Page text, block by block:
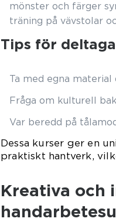
mönster och färger
träning på vävstolar
Tips för
Ta med egna
Fråga om kulturell
Var beredd på
Dessa kurser ger en
praktiskt hantverk,
Kreativa och